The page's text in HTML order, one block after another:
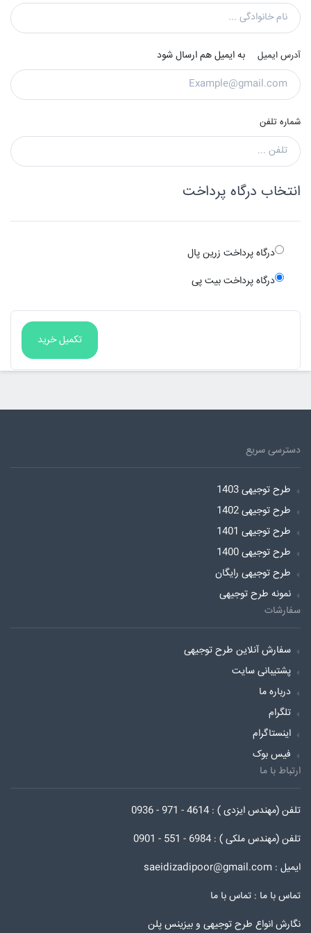
آدرس ایمیل به ایمیل هم ارسال شود
شماره تلفن
انتخاب درگاه پرداخت
درگاه پرداخت زرین پال
درگاه پرداخت بیت پی
دسترسی سریع
طرح توجیهی 1403
طرح توجیهی 1402
طرح توجیهی 1401
طرح توجیهی 1400
طرح توجیهی رایگان
نمونه طرح توجیهی
سفارشات
سفارش آنلاین طرح توجیهی
پشتیبانی سایت
درباره ما
تلگرام
اینستاگرام
فیس بوک
ارتباط با ما
تلفن (مهندس ایزدی ) : 4614 - 971 - 0936
تلفن (مهندس ملکی ) : 6984 - 551 - 0901
ایمیل : saeidizadipoor@gmail.com
تماس با ما : تماس با ما
نگارش انواع طرح توجیهی و بیزینس پلن